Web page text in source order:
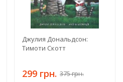
Джулия Дональдсон:
Тимоти Скотт
299 грн. 375 грн.